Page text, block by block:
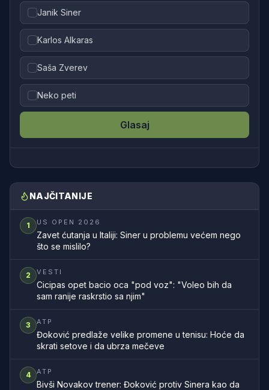
Janik Siner
Karlos Alkaras
Saša Zverev
Neko peti
Glasaj
NAJČITANIJE
1 US OPEN 2026
Zavet ćutanja u Italiji: Siner u problemu većem nego
što se mislilo?
2 VESTI
Cicipas opet bacio oca "pod voz": "Voleo bih da
sam ranije raskrstio sa njim"
3 ATP
Đoković predlaže velike promene u tenisu: Hoće da
skrati setove i da ubrza mečeve
4 ATP
Bivši Novakov trener: Đoković protiv Sinera kao da